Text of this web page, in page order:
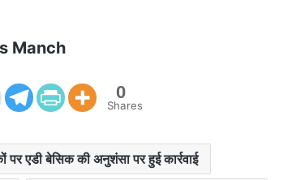
Manch
0
Shares
पर एडी बेसिक की अनुशंसा पर हुई कार्रवाई